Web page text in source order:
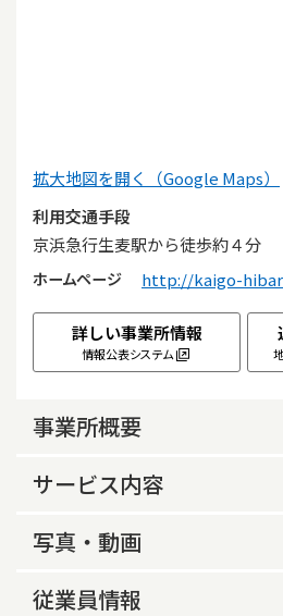
拡大地図を開く（Google Maps）
利用交通手段
京浜急行生麦駅から徒歩約４分
ホームページ http://kaigo-
詳しい事業所情報
情報公表システム
事業所概要
事業所概要
あり
営業時間（平日）
サービス内容
サービス内容
サービス提供地域等
サービス提供地域
写真・動画
事業所の特色等
従業員情報